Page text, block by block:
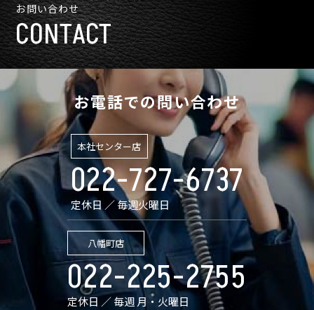
お問い合わせ
CONTACT
お電話での問い合わせ
本社センター店
022-727-6737
定休日 ／ 毎週火曜日
八幡町店
022-225-2755
定休日 ／ 毎週 月・火曜日